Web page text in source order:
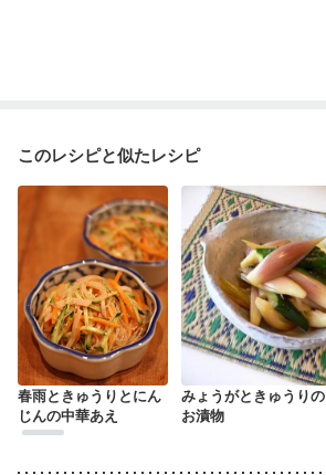
このレシピと似たレシピ
春雨ときゅうりとにん
じんの中華あえ
みょうがときゅうりの
お漬物